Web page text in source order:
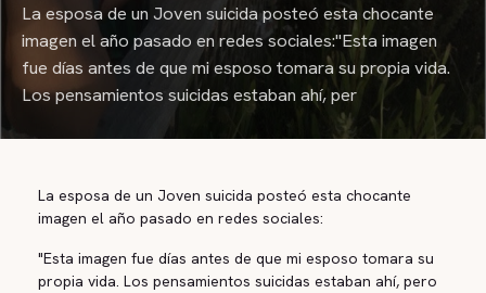
La esposa de un Joven suicida posteó esta chocante
imagen el año pasado en redes sociales:"Esta imagen
fue días antes de que mi esposo tomara su propia vida.
Los pensamientos suicidas estaban ahí, per
La esposa de un Joven suicida posteó esta chocante
imagen el año pasado en redes sociales:
"Esta imagen fue días antes de que mi esposo tomara su
propia vida. Los pensamientos suicidas estaban ahí, pero